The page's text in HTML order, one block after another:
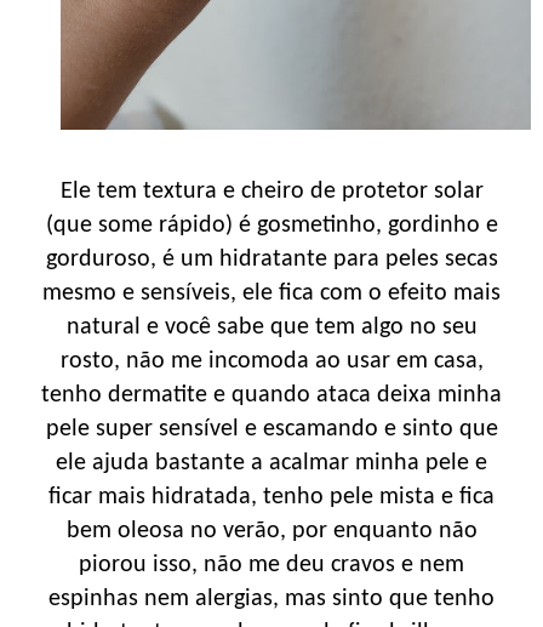
Ele tem textura e cheiro de protetor solar
(que some rápido) é gosmetinho, gordinho e
gorduroso, é um hidratante para peles secas
mesmo e sensíveis, ele fica com o efeito mais
natural e você sabe que tem algo no seu
rosto, não me incomoda ao usar em casa,
tenho dermatite e quando ataca deixa minha
pele super sensível e escamando e sinto que
ele ajuda bastante a acalmar minha pele e
ficar mais hidratada, tenho pele mista e fica
bem oleosa no verão, por enquanto não
piorou isso, não me deu cravos e nem
espinhas nem alergias, mas sinto que tenho